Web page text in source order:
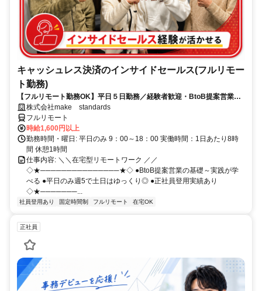
キャッシュレス決済のインサイドセールス(フルリモー
ト勤務)
【フルリモート勤務OK】平日５日勤務／経験者歓迎・BtoB提案営業で
スキルアップ
株式会社make standards
フルリモート
時給1,600円以上
勤務時間・曜日: 平日のみ 9：00～18：00 実働時間：1日あたり8時
間 休憩1時間
仕事内容: ＼＼在宅型リモートワーク ／／
◇★───────────────★◇ ●BtoB提案営業の基礎～実践が学
べる ●平日のみ週5で土日はゆっくり◎ ●正社員登用実績あり
◇★───────...
社員登用あり 固定時間制 フルリモート 在宅OK
正社員